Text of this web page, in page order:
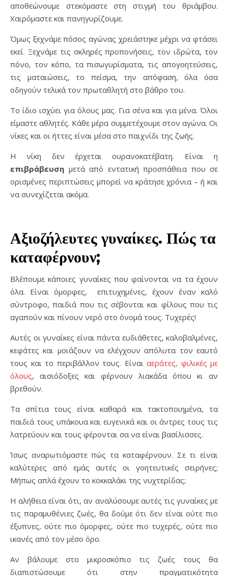
αποθεώνουμε στεκόμαστε στη στιγμή του θριάμβου.
Χαιρόμαστε και πανηγυρίζουμε.
Όμως ξεχνάμε πόσος αγώνας χρειάστηκε μέχρι να φτάσει
εκεί. Ξεχνάμε τις σκληρές προπονήσεις, τον ιδρώτα, τον
πόνο, τον κόπο, τα πισωγυρίσματα, τις απογοητεύσεις,
τις ματαιώσεις, το πείσμα, την απόφαση, όλα όσα
οδηγούν τελικά τον πρωταθλητή στο βάθρο του.
Το ίδιο ισχύει για όλους μας. Για σένα και για μένα. Όλοι
είμαστε αθλητές. Κάθε μέρα συμμετέχουμε στον αγώνα. Οι
νίκες και οι ήττες είναι μέσα στο παιχνίδι της ζωής.
Η νίκη δεν έρχεται ουρανοκατέβατη. Είναι η
επιβράβευση μετά από εντατική προσπάθεια που σε
ορισμένες περιπτώσεις μπορεί να κράτησε χρόνια – ή και
να συνεχίζεται ακόμα.
Αξιοζήλευτες γυναίκες. Πώς τα
καταφέρνουν;
Βλέπουμε κάποιες γυναίκες που φαίνονται να τα έχουν
όλα. Είναι όμορφες, επιτυχημένες, έχουν έναν καλό
σύντροφο, παιδιά που τις σέβονται και φίλους που τις
αγαπούν και πίνουν νερό στο όνομά τους. Τυχερές!
Αυτές οι γυναίκες είναι πάντα ευδιάθετες, καλοβαλμένες,
κεφάτες και μοιάζουν να ελέγχουν απόλυτα τον εαυτό
τους και το περιβάλλον τους. Είναι αεράτες, φιλικές με
όλους, αισιόδοξες και φέρνουν λιακάδα όπου κι αν
βρεθούν.
Τα σπίτια τους είναι καθαρά και τακτοποιημένα, τα
παιδιά τους υπάκουα και ευγενικά και οι άντρες τους τις
λατρεύουν και τους φέρονται σα να είναι βασίλισσες.
Ίσως αναρωτιόμαστε πώς τα καταφέρνουν. Σε τι είναι
καλύτερες από εμάς αυτές οι γοητευτικές σειρήνες;
Μήπως απλά έχουν το κοκκαλάκι της νυχτερίδας;
Η αλήθεια είναι ότι, αν αναλύσουμε αυτές τις γυναίκες με
τις παραμυθένιες ζωές, θα δούμε ότι δεν είναι ούτε πιο
έξυπνες, ούτε πιο όμορφες, ούτε πιο τυχερές, ούτε πιο
ικανές από τον μέσο όρο.
Αν βάλουμε στο μικροσκόπιο τις ζωές τους θα
διαπιστώσουμε ότι στην πραγματικότητα